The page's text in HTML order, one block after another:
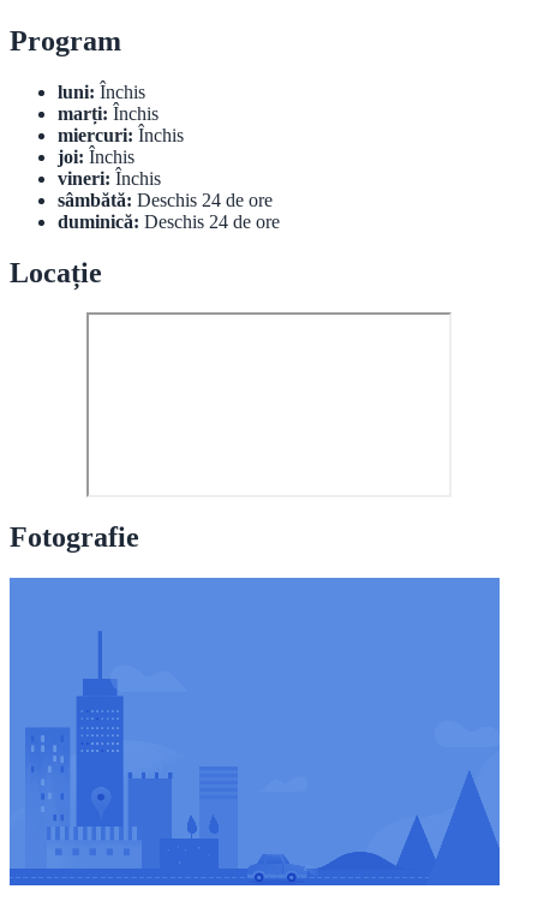
Program
luni: Închis
marți: Închis
miercuri: Închis
joi: Închis
vineri: Închis
sâmbătă: Deschis 24 de ore
duminică: Deschis 24 de ore
Locație
Fotografie